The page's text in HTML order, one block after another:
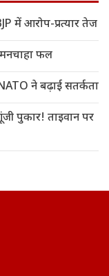
में आरोप-प्रत्यार तेज
फल
ने बढ़ाई सतर्कता
पुकार! ताइवान पर